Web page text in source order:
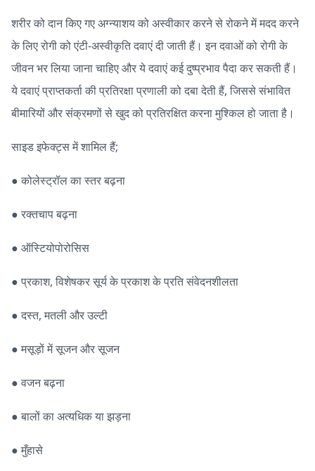
शरीर को दान किए गए अग्न्याशय को अस्वीकार करने से रोकने में मदद करने
के लिए रोगी को एंटी-अस्वीकृति दवाएं दी जाती हैं। इन दवाओं को रोगी के
जीवन भर लिया जाना चाहिए और ये दवाएं कई दुष्प्रभाव पैदा कर सकती हैं।
ये दवाएं प्राप्तकर्ता की प्रतिरक्षा प्रणाली को दबा देती हैं, जिससे संभावित
बीमारियों और संक्रमणों से खुद को प्रतिरक्षित करना मुश्किल हो जाता है।
साइड इफेक्ट्स में शामिल हैं;
● कोलेस्ट्रॉल का स्तर बढ़ना
● रक्तचाप बढ़ना
● ऑस्टियोपोरोसिस
● प्रकाश, विशेषकर सूर्य के प्रकाश के प्रति संवेदनशीलता
● दस्त, मतली और उल्टी
● मसूड़ों में सूजन और सूजन
● वजन बढ़ना
● बालों का अत्यधिक या झड़ना
● मुँहासे